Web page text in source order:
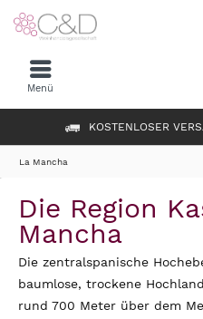
KOSTENLOSER
Menü
La Mancha
Die Region
Mancha
Die zentralspanische
baumlose, trockene
rund 700 Meter über dem